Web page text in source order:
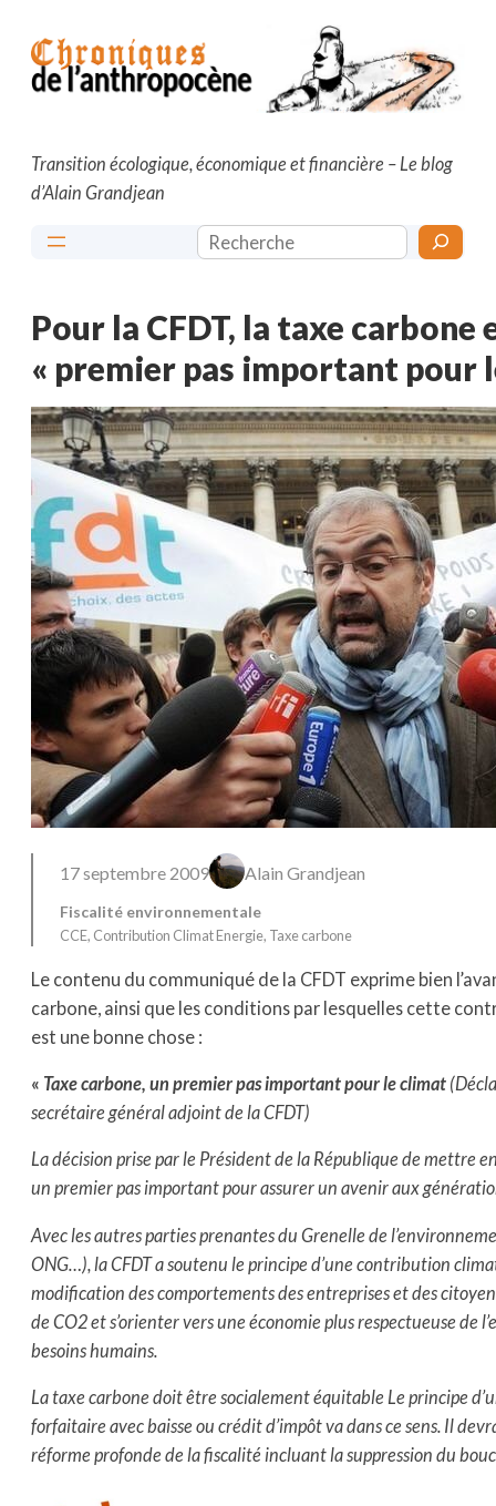
contenu
Transition écologique, économique et financière – Le blog
d’Alain Grandjean
Rechercher
Pour la CFDT, la taxe carbone
« premier pas important pour
17 septembre 2009 Alain Grandjean
Fiscalité environnementale
CCE, Contribution Climat Energie, Taxe carbone
Le contenu du communiqué de la CFDT exprime bien
carbone, ainsi que les conditions par lesquelles cette
est une bonne chose :
« Taxe carbone, un premier pas important pour le climat
secrétaire général adjoint de la CFDT)
La décision prise par le Président de la République de mettre
un premier pas important pour assurer un avenir aux
Avec les autres parties prenantes du Grenelle de
ONG…), la CFDT a soutenu le principe d’une contribution
modification des comportements des entreprises et des
de CO2 et s’orienter vers une économie plus respectueuse de
besoins humains.
La taxe carbone doit être socialement équitable Le principe
forfaitaire avec baisse ou crédit d’impôt va dans ce sens. Il
réforme profonde de la fiscalité incluant la suppression du